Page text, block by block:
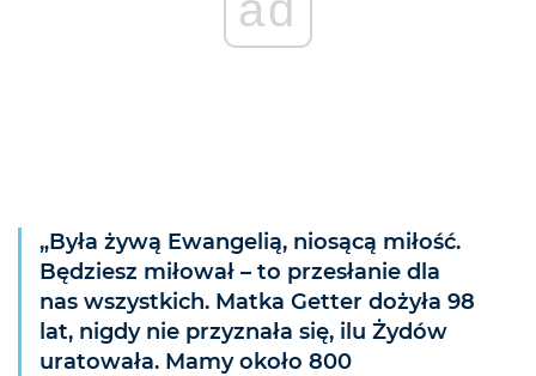
„Była żywą Ewangelią, niosącą miłość.
Będziesz miłował – to przesłanie dla
nas wszystkich. Matka Getter dożyła 98
lat, nigdy nie przyznała się, ilu Żydów
uratowała. Mamy około 800